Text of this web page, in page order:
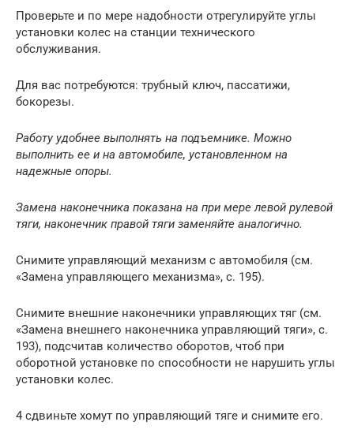
Проверьте и по мере надобности отрегулируйте углы
установки колес на станции технического
обслуживания.
Для вас потребуются: трубный ключ, пассатижи,
бокорезы.
Работу удобнее выполнять на подъемнике. Можно
выполнить ее и на автомобиле, установленном на
надежные опоры.
Замена наконечника показана на при мере левой рулевой
тяги, наконечник правой тяги заменяйте аналогично.
Снимите управляющий механизм с автомобиля (см.
«Замена управляющего механизма», с. 195).
Снимите внешние наконечники управляющих тяг (см.
«Замена внешнего наконечника управляющий тяги», с.
193), подсчитав количество оборотов, чтоб при
оборотной установке по способности не нарушить углы
установки колес.
4 сдвиньте хомут по управляющий тяге и снимите его.